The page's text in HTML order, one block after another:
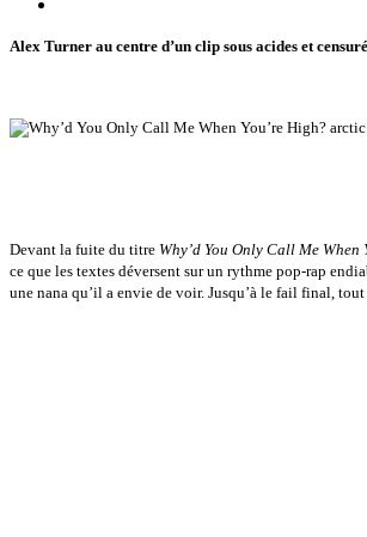
Alex Turner au centre d’un clip sous acides et
Devant la fuite du titre Why’d You Only Call Me When
ce que les textes déversent sur un rythme pop-rap
une nana qu’il a envie de voir. Jusqu’à le fail final, tout